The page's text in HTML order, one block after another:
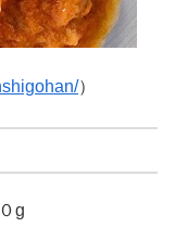
）
g